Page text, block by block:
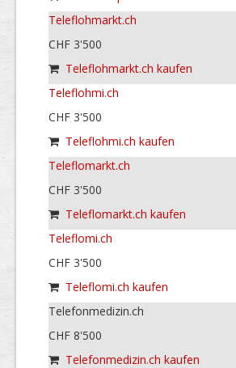
Teleflohmarkt.ch
CHF 3'500
Teleflohmarkt.ch kaufen
Teleflohmi.ch
CHF 3'500
Teleflohmi.ch kaufen
Teleflomarkt.ch
CHF 3'500
Teleflomarkt.ch kaufen
Teleflomi.ch
CHF 3'500
Teleflomi.ch kaufen
Telefonmedizin.ch
CHF 8'500
Telefonmedizin.ch kaufen